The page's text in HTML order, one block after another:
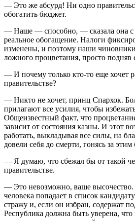
— Это же абсурд! Ни одно
обогатить бюджет.
— Наше — способно, — сказала она
реальное обогащение. Налоги
изменены, и поэтому наши
ложного процветания, просто подняв
— И почему только кто-то еще хочет
правительстве?
— Никто не хочет, принц Спархок.
прилагают все усилия, чтобы
Общеизвестный факт, что
зависит от состояния казны. И этот
работать, выкладывая все силы, на
довели себя до смерти, гонясь за этим
— Я думаю, что сбежал бы от такой
правительстве.
— Это невозможно, ваше высочество.
человека попадает в список
стражу и, если он избран, содержат
Республика должна быть уверена,